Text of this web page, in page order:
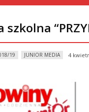
szkolna
19 JUNIOR MEDIA 4